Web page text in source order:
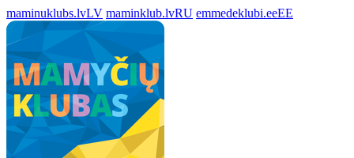
maminuklubs.lvLV maminklub.lvRU emmedeklubi.eeEE